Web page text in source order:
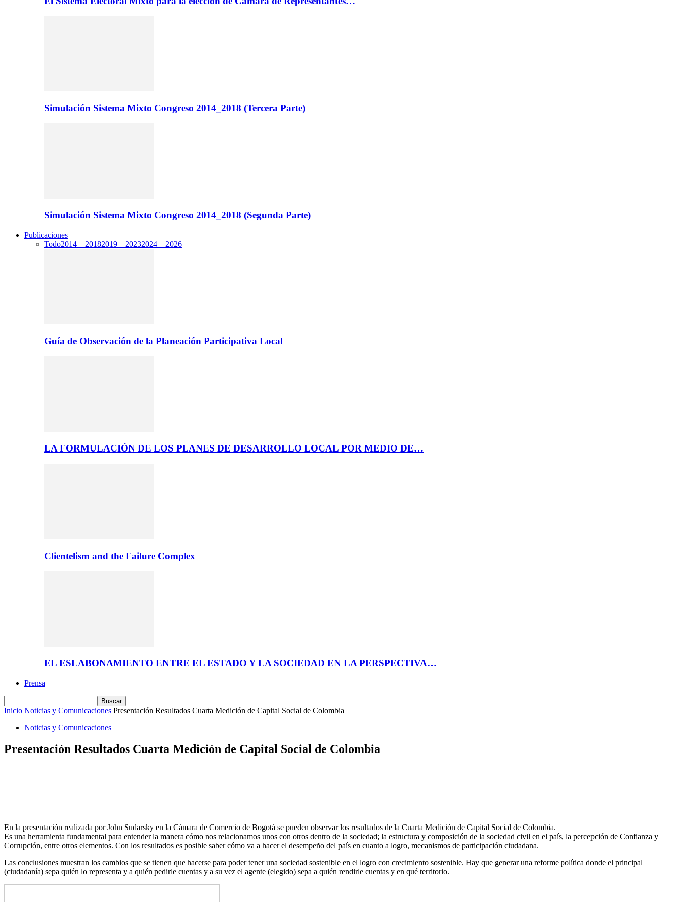
Simulación Sistema Mixto Congreso 2014_2018 (Tercera Parte)
Simulación Sistema Mixto Congreso 2014_2018 (Segunda Parte)
Publicaciones
Todo2014 – 20182019 – 20232024 – 2026
Guía de Observación de la Planeación Participativa Local
LA FORMULACIÓN DE LOS PLANES DE DESARROLLO LOCAL POR MEDIO DE…
Clientelism and the Failure Complex
EL ESLABONAMIENTO ENTRE EL ESTADO Y LA SOCIEDAD EN LA PERSPECTIVA…
Prensa
Inicio Noticias y Comunicaciones Presentación Resultados Cuarta Medición de Capital Social de Colombia
Noticias y Comunicaciones
Presentación Resultados Cuarta Medición de Capital Social de Colombia
En la presentación realizada por John Sudarsky en la Cámara de Comercio de Bogotá se pueden observar los resultados de la Cuarta Medición de Capital Social de Colombia.
Es una herramienta fundamental para entender la manera cómo nos relacionamos unos con otros dentro de la sociedad; la estructura y composición de la sociedad civil en el país, la percepción de Confianza y
Corrupción, entre otros elementos. Con los resultados es posible saber cómo va a hacer el desempeño del país en cuanto a logro, mecanismos de participación ciudadana.
Las conclusiones muestran los cambios que se tienen que hacerse para poder tener una sociedad sostenible en el logro con crecimiento sostenible. Hay que generar una reforme política donde el principal
(ciudadanía) sepa quién lo representa y a quién pedirle cuentas y a su vez el agente (elegido) sepa a quién rendirle cuentas y en qué territorio.